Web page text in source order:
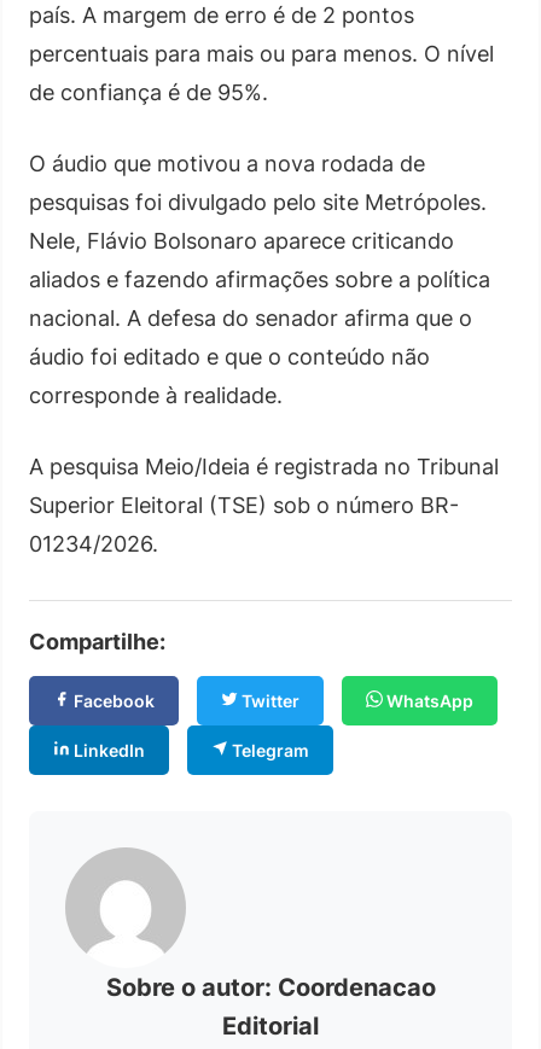
país. A margem de erro é de 2 pontos
percentuais para mais ou para menos. O nível
de confiança é de 95%.
O áudio que motivou a nova rodada de
pesquisas foi divulgado pelo site Metrópoles.
Nele, Flávio Bolsonaro aparece criticando
aliados e fazendo afirmações sobre a política
nacional. A defesa do senador afirma que o
áudio foi editado e que o conteúdo não
corresponde à realidade.
A pesquisa Meio/Ideia é registrada no Tribunal
Superior Eleitoral (TSE) sob o número BR-
01234/2026.
Compartilhe:
Facebook Twitter WhatsApp
LinkedIn Telegram
Sobre o autor: Coordenacao
Editorial